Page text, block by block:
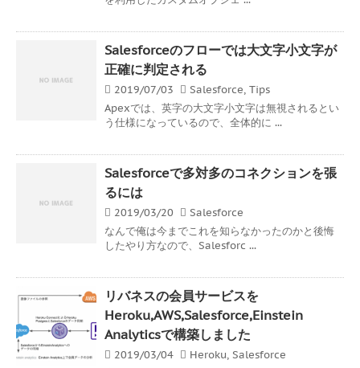
Salesforceのフローでは大文字小文字が
正確に判定される
2019/07/03 Salesforce, Tips
Apexでは、英字の大文字小文字は無視されるとい
う仕様になっているので、全体的に ...
Salesforceで多対多のコネクションを張
るには
2019/03/20
Salesforce
なんで俺は今までこれを知らなかったのかと後悔
したやり方なので、Salesforc ...
リバネスの会員サービスを
Heroku,AWS,Salesforce,Einstein
Analyticsで構築しました
2019/03/04 Heroku, Salesforce